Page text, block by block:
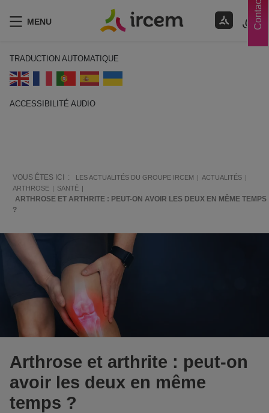
Contacts
MENU
TRADUCTION AUTOMATIQUE
ACCESSIBILITÉ AUDIO
VOUS ÊTES ICI : LES ACTUALITÉS DU GROUPE IRCEM
ACTUALITÉS
ARTHROSE
SANTÉ
ARTHROSE ET ARTHRITE : PEUT-ON AVOIR LES DEUX EN MÊME TEMPS
?
Arthrose et arthrite : peut-on
avoir les deux en même
temps ?